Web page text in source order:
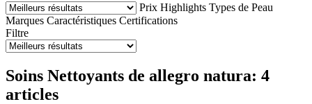
Prix Highlights Types de Peau
Marques Caractéristiques Certifications
Filtre
Soins Nettoyants de allegro natura: 4
articles